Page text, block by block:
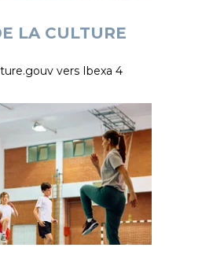
LA CULTURE
vers Ibexa 4